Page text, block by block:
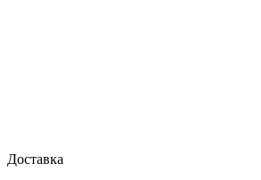
Доставка